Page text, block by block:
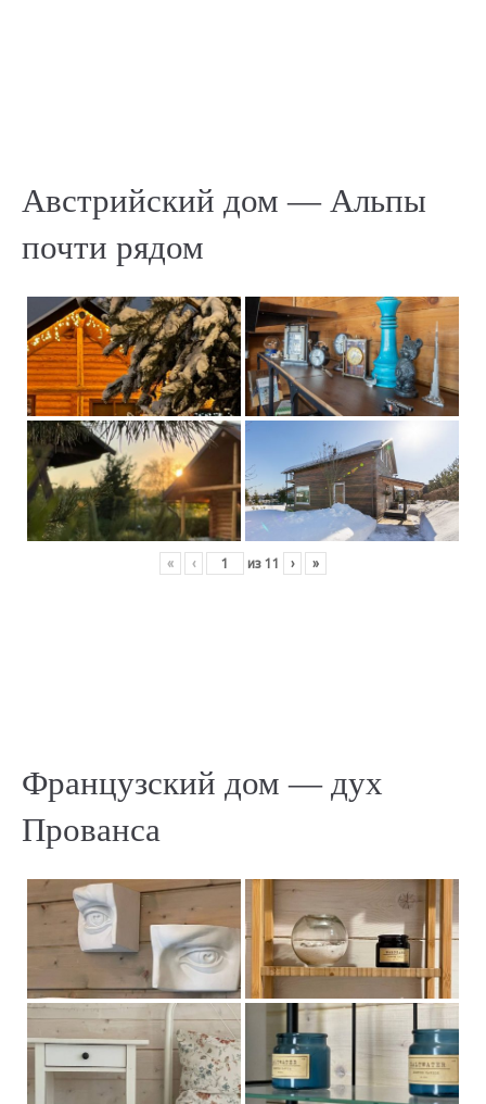
Австрийский дом — Альпы
почти рядом
« ‹ из 11 › »
Французский дом — дух
Прованса